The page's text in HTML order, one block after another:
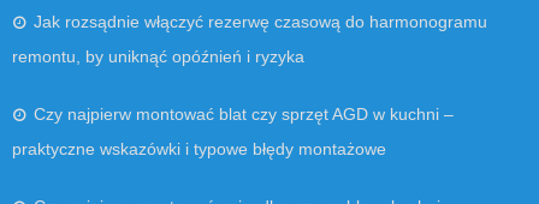
Jak rozsądnie włączyć rezerwę czasową do harmonogramu
remontu, by uniknąć opóźnień i ryzyka
Czy najpierw montować blat czy sprzęt AGD w kuchni –
praktyczne wskazówki i typowe błędy montażowe